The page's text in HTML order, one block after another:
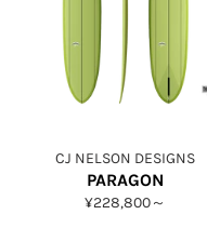
CJ NELSON DESIGNS
PARAGON
¥228,800～